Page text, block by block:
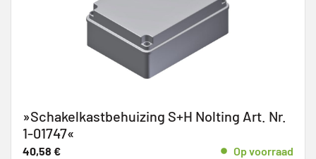
»Schakelkastbehuizing S+H Nolting Art. Nr.
1-01747«
40,58 € Op voorraad